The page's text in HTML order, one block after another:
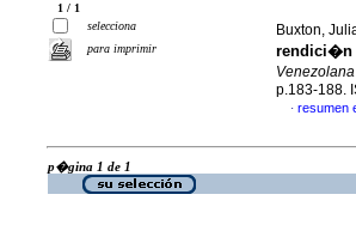
1 / 1
selecciona
para imprimir
Buxton,
rendici�n
p.183-188.
· resumen
p�gina 1 de 1